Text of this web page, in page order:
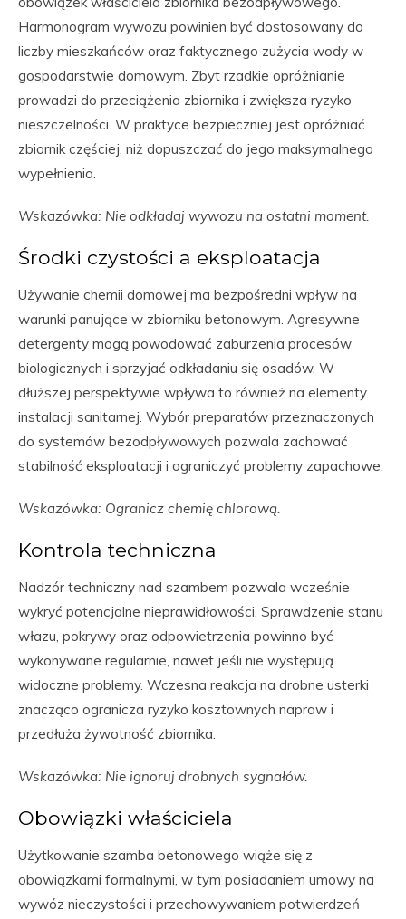
Harmonogram wywozu powinien być dostosowany do
liczby mieszkańców oraz faktycznego zużycia wody w
gospodarstwie domowym. Zbyt rzadkie opróżnianie
prowadzi do przeciążenia zbiornika i zwiększa ryzyko
nieszczelności. W praktyce bezpieczniej jest opróżniać
zbiornik częściej, niż dopuszczać do jego maksymalnego
wypełnienia.
Wskazówka: Nie odkładaj wywozu na ostatni moment.
Środki czystości a eksploatacja
Używanie chemii domowej ma bezpośredni wpływ na
warunki panujące w zbiorniku betonowym. Agresywne
detergenty mogą powodować zaburzenia procesów
biologicznych i sprzyjać odkładaniu się osadów. W
dłuższej perspektywie wpływa to również na elementy
instalacji sanitarnej. Wybór preparatów przeznaczonych
do systemów bezodpływowych pozwala zachować
stabilność eksploatacji i ograniczyć problemy zapachowe.
Wskazówka: Ogranicz chemię chlorową.
Kontrola techniczna
Nadzór techniczny nad szambem pozwala wcześnie
wykryć potencjalne nieprawidłowości. Sprawdzenie stanu
włazu, pokrywy oraz odpowietrzenia powinno być
wykonywane regularnie, nawet jeśli nie występują
widoczne problemy. Wczesna reakcja na drobne usterki
znacząco ogranicza ryzyko kosztownych napraw i
przedłuża żywotność zbiornika.
Wskazówka: Nie ignoruj drobnych sygnałów.
Obowiązki właściciela
Użytkowanie szamba betonowego wiąże się z
obowiązkami formalnymi, w tym posiadaniem umowy na
wywóz nieczystości i przechowywaniem potwierdzeń